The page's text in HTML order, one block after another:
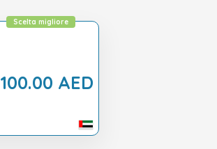
100.00 AED
Scelta migliore